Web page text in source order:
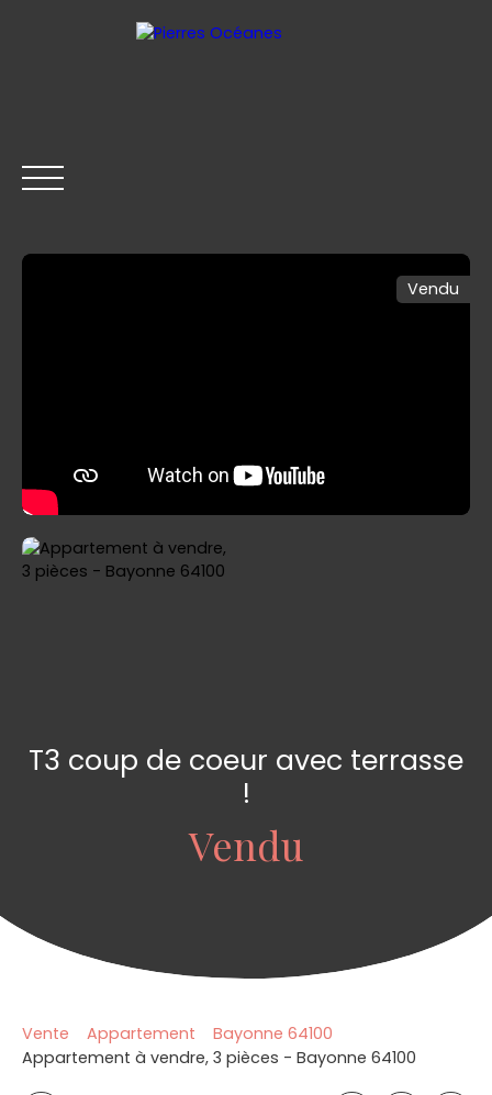
CONTACT
Vendu
T3 coup de coeur avec terrasse
!
Vendu
Vente Appartement
Bayonne 64100
Appartement à vendre, 3 pièces - Bayonne 64100